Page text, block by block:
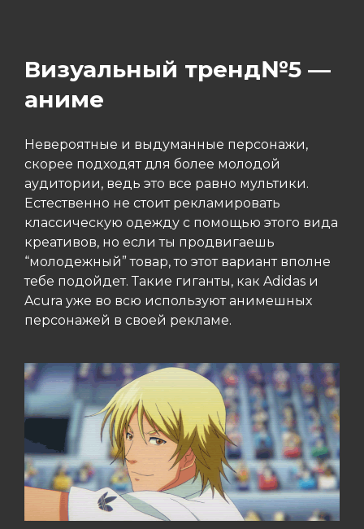
Визуальный тренд№5 —
аниме
Невероятные и выдуманные персонажи,
скорее подходят для более молодой
аудитории, ведь это все равно мультики.
Естественно не стоит рекламировать
классическую одежду с помощью этого вида
креативов, но если ты продвигаешь
“молодежный” товар, то этот вариант вполне
тебе подойдет. Такие гиганты, как Adidas и
Acura уже во всю используют анимешных
персонажей в своей рекламе.